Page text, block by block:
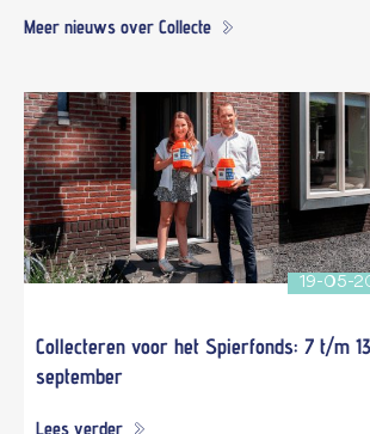
Meer nieuws over Collecte
19-05-
Collecteren voor het Spierfonds: 7 t/m 13
september
Lees verder